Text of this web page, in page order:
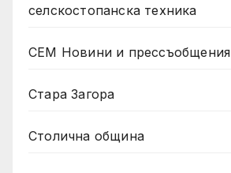
селскостопанска техника
СЕМ Новини и прессъобщения
Стара Загора
Столична община